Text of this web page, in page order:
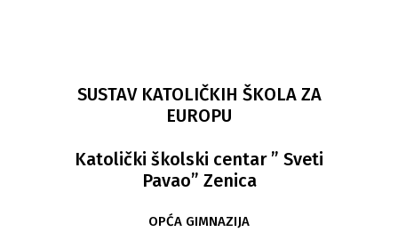
SUSTAV KATOLIČKIH ŠKOLA ZA
EUROPU
Katolički školski centar ” Sveti
Pavao” Zenica
OPĆA GIMNAZIJA